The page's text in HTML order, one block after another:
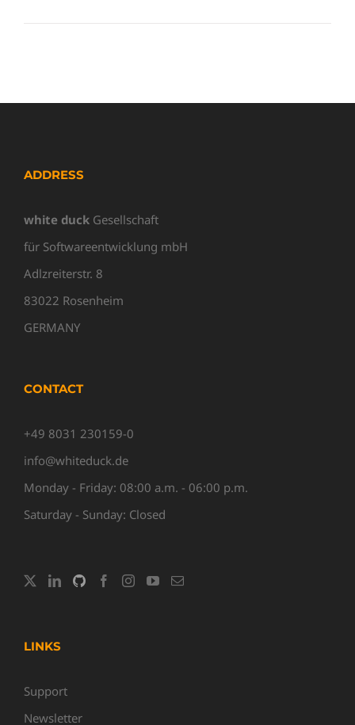
ADDRESS
white duck Gesellschaft
für Softwareentwicklung mbH
Adlzreiterstr. 8
83022 Rosenheim
GERMANY
CONTACT
+49 8031 230159-0
info@whiteduck.de
Monday - Friday: 08:00 a.m. - 06:00 p.m.
Saturday - Sunday: Closed
LINKS
Support
Newsletter